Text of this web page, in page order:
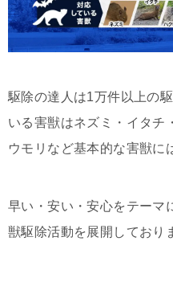
駆除の達人は1万件以上の
いる害獣はネズミ・イタチ
ウモリなど基本的な害獣に
早い・安い・安心をテーマ
獣駆除活動を展開しており